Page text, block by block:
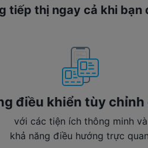
tiếp thị ngay cả khi bạn
điều khiển tùy
với các tiện ích thông minh và
khả năng điều hướng trực